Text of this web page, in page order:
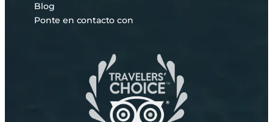
Blog
Ponte en contacto con